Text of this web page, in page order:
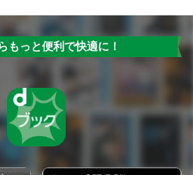
もっと便利で快適に！